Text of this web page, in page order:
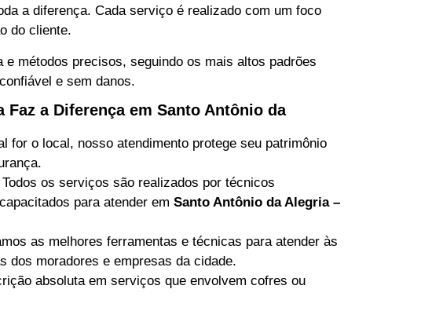
a diferença. Cada serviço é realizado com um foco
do cliente.
e métodos precisos, seguindo os mais altos padrões
e sem danos.
Faz a Diferença em Santo Antônio da
for o local, nosso atendimento protege seu patrimônio
Todos os serviços são realizados por técnicos
para atender em Santo Antônio da Alegria –
as melhores ferramentas e técnicas para atender às
dos moradores e empresas da cidade.
absoluta em serviços que envolvem cofres ou